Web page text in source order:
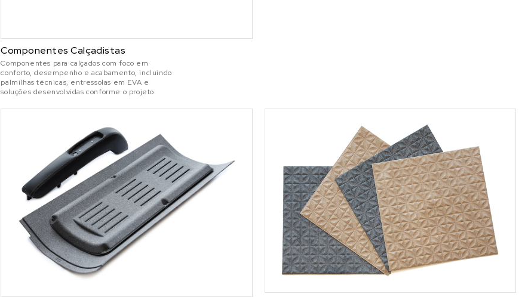
Componentes Calçadistas
Componentes para calçados com foco em
conforto, desempenho e acabamento, incluindo
palmilhas técnicas, entressolas em EVA e
soluções desenvolvidas conforme o projeto.